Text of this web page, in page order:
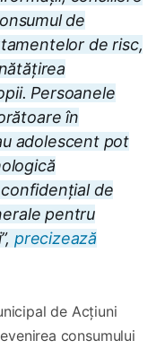
de
de risc,
Persoanele
în
adolescent pot
de
pentru
precizează
de Acțiuni
consumului